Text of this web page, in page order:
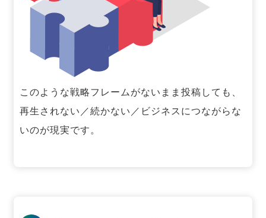
このような戦略フレームがないまま投稿しても、
再生されない／続かない／ビジネスにつながらな
いのが現実です。